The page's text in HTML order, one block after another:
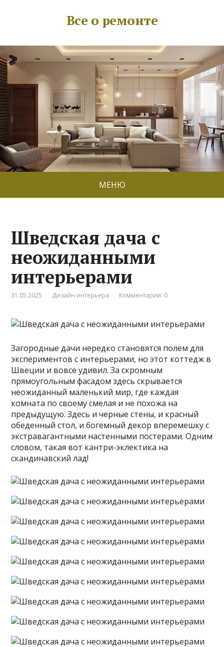
Все о ремонте
МЕНЮ
Шведская дача с
неожиданными
интерьерами
31.05.2025 Дизайн интерьера Комментарии: 0
Загородные дачи нередко становятся полем для
экспериментов с интерьерами, но этот коттедж в
Швеции и вовсе удивил. За скромным
прямоугольным фасадом здесь скрывается
неожиданный маленький мир, где каждая
комната по своему смелая и не похожа на
предыдущую. Здесь и черные стены, и красный
обеденный стол, и богемный декор вперемешку с
экстравагантными настенными постерами. Одним
словом, такая вот кантри-эклектика на
скандинавский лад!